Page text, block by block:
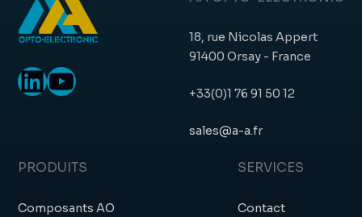
LinkedIn
YouTube
18, rue Nicolas Appert
91400 Orsay - France
+33(0)1 76 91 50 12
sales@a-a.fr
PRODUITS
Composants AO
SERVICES
Contact